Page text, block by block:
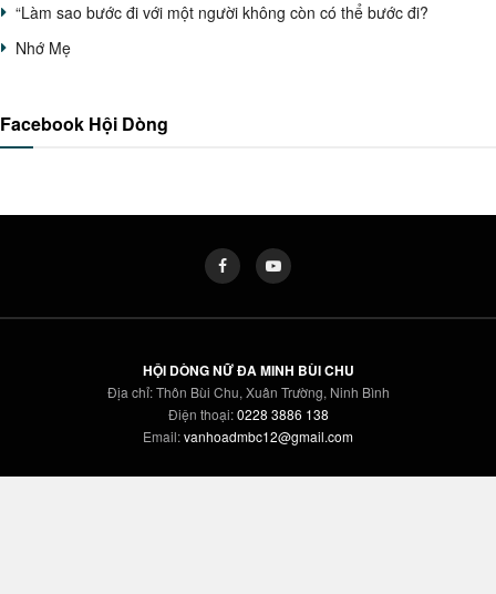
“Làm sao bước đi với một người không còn có thể bước đi?
Nhớ Mẹ
Facebook Hội Dòng
HỘI DÒNG NỮ ĐA MINH BÙI CHU
Địa chỉ: Thôn Bùi Chu, Xuân Trường, Ninh Bình
Điện thoại:0228 3886 138
Email:vanhoadmbc12@gmail.com